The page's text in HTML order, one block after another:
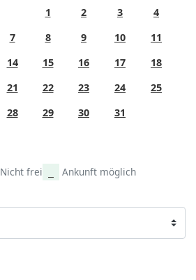
1 2 3
4
7 8 9 10
11
14 15 16 17
18
21 22 23 24
25
28 29 30
31
Nicht frei Ankunft möglich